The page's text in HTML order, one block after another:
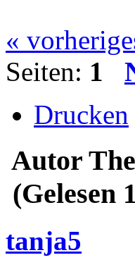
«
Seiten: 1
Drucken
Autor
(Gelesen
tanja5